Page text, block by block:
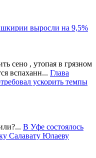
выросли на 9,5%
сено , утопая в грязном
вспаханн... Глава
ускорить темпы
В Уфе состоялось
Салавату Юлаеву